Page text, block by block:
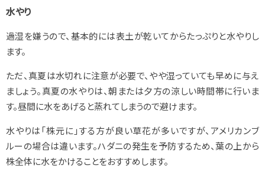
水やり
過湿を嫌うので、基本的には表土が乾いてからたっぷりと水やりし
ます。
ただ、真夏は水切れに注意が必要で、やや湿っていても早めに与え
ましょう。真夏の水やりは、朝または夕方の涼しい時間帯に行いま
す。昼間に水をあげると蒸れてしまうので避けます。
水やりは「株元に」する方が良い草花が多いですが、アメリカンブ
ルーの場合は違います。ハダニの発生を予防するため、葉の上から
株全体に水をかけることをおすすめします。